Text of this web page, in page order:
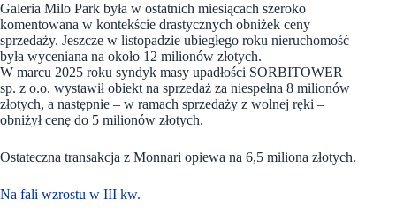
Galeria Milo Park była w ostatnich miesiącach szeroko
komentowana w kontekście drastycznych obniżek ceny
sprzedaży. Jeszcze w listopadzie ubiegłego roku nieruchomość
była wyceniana na około 12 milionów złotych.
W marcu 2025 roku syndyk masy upadłości SORBITOWER
sp. z o.o. wystawił obiekt na sprzedaż za niespełna 8 milionów
złotych, a następnie – w ramach sprzedaży z wolnej ręki –
obniżył cenę do 5 milionów złotych.
Ostateczna transakcja z Monnari opiewa na 6,5 miliona złotych.
Na fali wzrostu w III kw.